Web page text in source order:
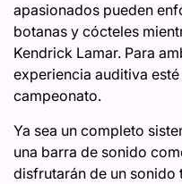
apasionados pueden
botanas y cócteles
Kendrick Lamar. Para
experiencia auditiva
campeonato.
Ya sea un completo
una barra de sonido
disfrutarán de un sonido